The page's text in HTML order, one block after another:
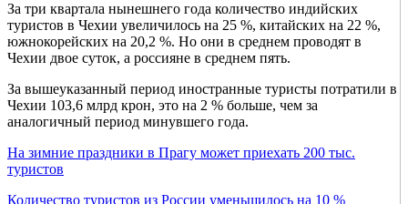
За три квартала нынешнего года количество индийских
туристов в Чехии увеличилось на 25 %, китайских на 22 %,
южнокорейских на 20,2 %. Но они в среднем проводят в
Чехии двое суток, а россияне в среднем пять.
За вышеуказанный период иностранные туристы потратили в
Чехии 103,6 млрд крон, это на 2 % больше, чем за
аналогичный период минувшего года.
На зимние праздники в Прагу может приехать 200 тыс.
туристов
Количество туристов из России уменьшилось на 10 %